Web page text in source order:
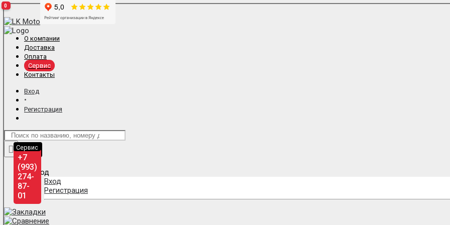
О компании
Доставка
Оплата
Сервис
Контакты
Вход
•
Регистрация
0
Отдел
продаж
+7
(993)
275-
87-
01
Сервис
+7
(993)
274-
87-
01
Вход
Регистрация
0
0